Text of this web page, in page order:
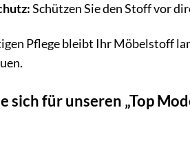
Schützen Sie den Stoff vor
Pflege bleibt Ihr Möbelstoff
sich für unseren „Top